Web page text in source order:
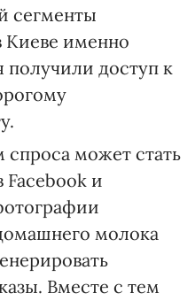
сегменты
Киеве именно
получили доступ к
может стать
Facebook и
молока
Вместе с тем